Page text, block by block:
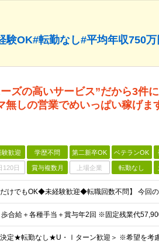
験OK#転勤なし#平均年収750
ズの高いサービス”だから3件
無しの営業でめいっぱい稼げま
験歓迎 学歴不問 第二新卒OK ベテランOK
120日 賞与複数月 上場企業 転勤なし